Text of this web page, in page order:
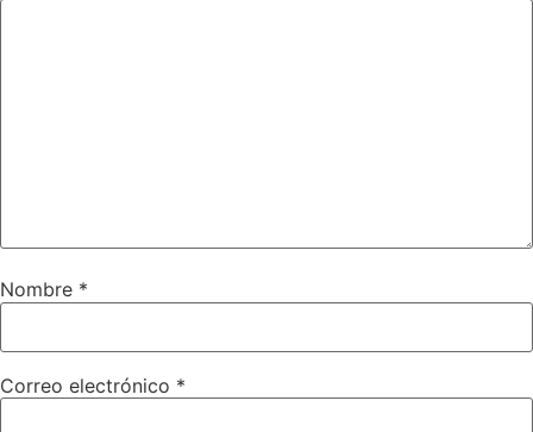
Nombre *
Correo electrónico *